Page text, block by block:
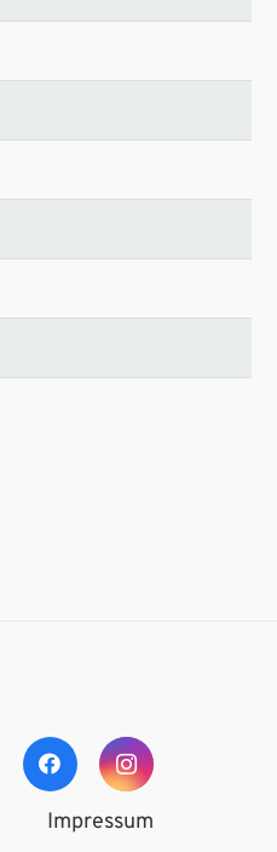
Impressum